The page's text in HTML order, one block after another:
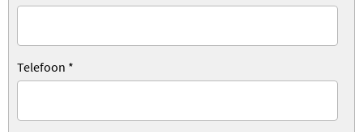
Telefoon *